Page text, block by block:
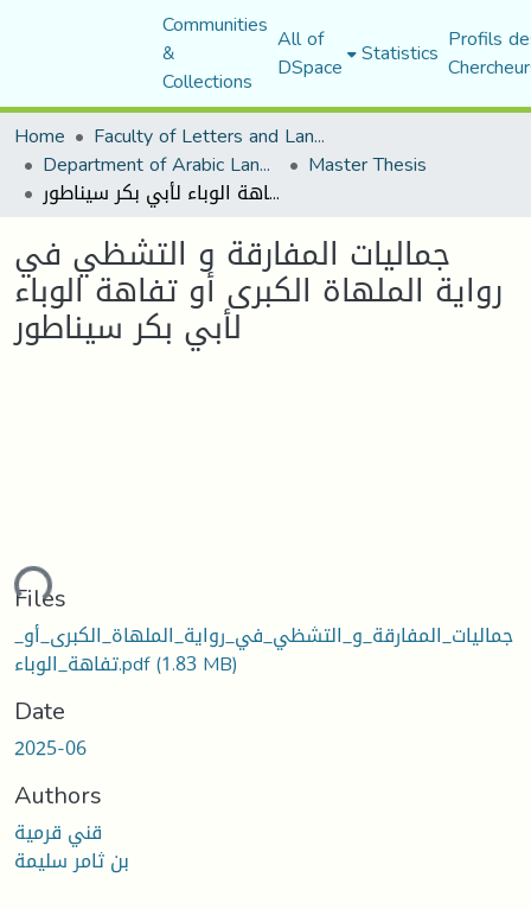
Communities
&
Collections
All of
DSpace Statistics Profils
Home
Faculty of Letters and Languages
Department of Arabic Language and Literature Master Thesis
جماليات المفارقة و التشظي في رواية الملهاة الكبرى أو تفاهة الوباء لأبي بكر سيناطور
جماليات المفارقة و التشظي في
رواية الملهاة الكبرى أو تفاهة الوباء
لأبي بكر سيناطور
Files
جماليات_المفارقة_و_التشظي_في_رواية_الملهاة_الكبرى_أو_
تفاهة_الوباء.pdf(1.83 MB)
Date
2025-06
Authors
قني قرمية
بن ثامر سليمة